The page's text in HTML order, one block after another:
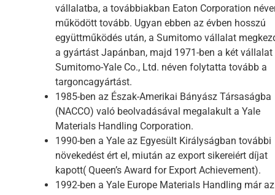
vállalatba, a továbbiakban Eaton Corporation
működött tovább. Ugyan ebben az évben hosszú
együttműködés után, a Sumitomo vállalat
a gyártást Japánban, majd 1971-ben a két vállalat
Sumitomo-Yale Co., Ltd. néven folytatta tovább a
targoncagyártást.
1985-ben az Észak-Amerikai Bányász Társaságba
(NACCO) való beolvadásával megalakult a Yale
Materials Handling Corporation.
1990-ben a Yale az Egyesült Királyságban további
növekedést ért el, miután az export sikereiért díjat
kapott( Queen’s Award for Export Achievement).
1992-ben a Yale Europe Materials Handling már az